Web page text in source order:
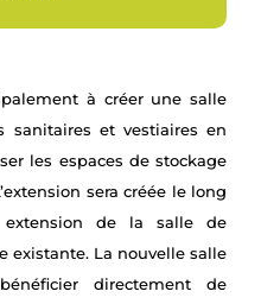
à créer une salle
sanitaires et vestiaires en
les espaces de stockage
sera créée le long
de la salle de
existante. La nouvelle salle
directement de